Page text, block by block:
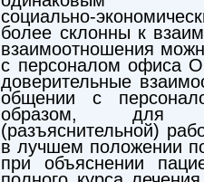
социально-
более склонны к
взаимоотношения
с персоналом офиса
доверительные
общении с
образом, для
(разъяснительной)
в лучшем положении
при объяснении